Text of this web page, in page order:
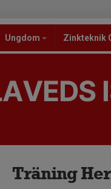
Ungdom Zinkteknik
Träning